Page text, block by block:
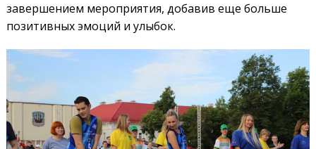
завершением мероприятия, добавив еще больше
позитивных эмоций и улыбок.